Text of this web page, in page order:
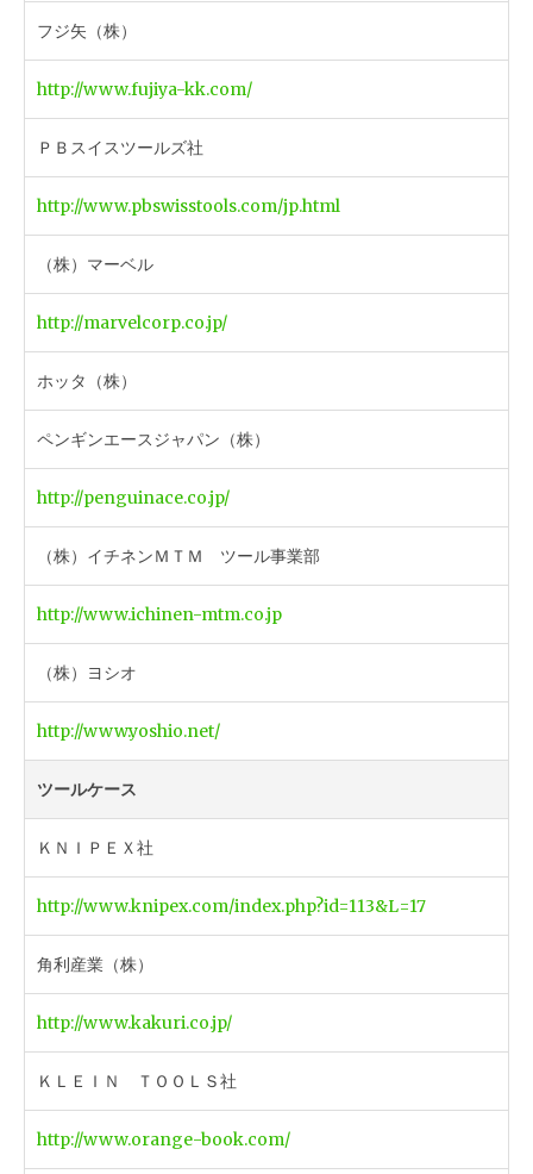
フジ矢（株）
http://www.fujiya-kk.com/
ＰＢスイスツールズ社
http://www.pbswisstools.com/jp.html
（株）マーベル
http://marvelcorp.co.jp/
ホッタ（株）
ペンギンエースジャパン（株）
http://penguinace.co.jp/
（株）イチネンＭＴＭ ツール事業部
http://www.ichinen-mtm.co.jp
（株）ヨシオ
http://www.yoshio.net/
ツールケース
ＫＮＩＰＥＸ社
http://www.knipex.com/index.php?id=113&L=17
角利産業（株）
http://www.kakuri.co.jp/
ＫＬＥＩＮ ＴＯＯＬＳ社
http://www.orange-book.com/